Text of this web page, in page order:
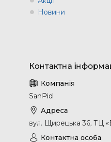
Новини
SanPid
вул. Щирецька 36, ТЦ